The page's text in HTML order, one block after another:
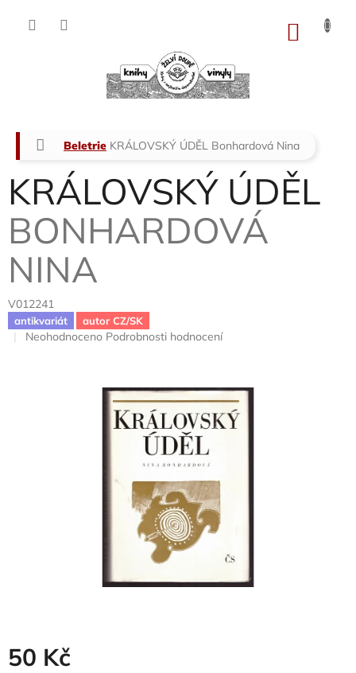
Domů
Beletrie KRÁLOVSKÝ ÚDĚL Bonhardová Nina
KRÁLOVSKÝ ÚDĚL
BONHARDOVÁ
NINA
V012241
antikvariát autor CZ/SK
Průměrné
Neohodnoceno Podrobnosti hodnocení
50 Kč